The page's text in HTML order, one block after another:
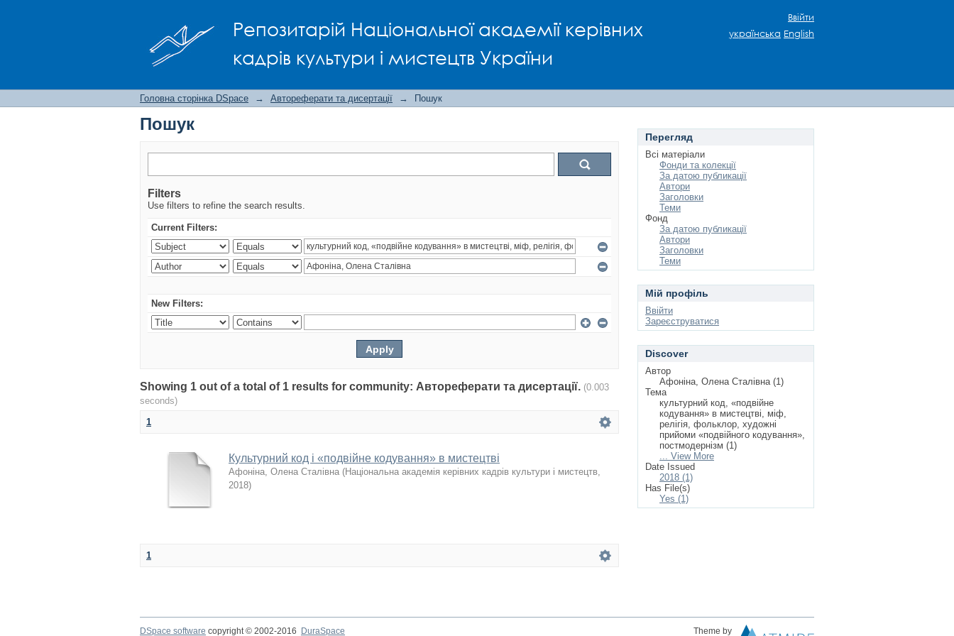
Репозитарій Національної академії керівних
кадрів культури і мистецтв України
Ввійти
українська English
Головна сторінка DSpace → Автореферати та дисертації → Пошук
Пошук
Filters
Use filters to refine the search results.
Current Filters:
New Filters:
Showing 1 out of a total of 1 results for community: Автореферати та дисертації. (0.003
seconds)
1
Культурний код і «подвійне кодування» в мистецтві
Афоніна, Олена Сталівна (Національна академія керівних кадрів культури і мистецтв,
2018)
1
Перегляд
Всі матеріали
Фонди та колекції
За датою публикації
Автори
Заголовки
Теми
Фонд
За датою публикації
Автори
Заголовки
Теми
Мій профіль
Ввійти
Зареєструватися
Discover
Автор
Афоніна, Олена Сталівна (1)
Тема
культурний код, «подвійне
кодування» в мистецтві, міф,
релігія, фольклор, художні
прийоми «подвійного кодування»,
постмодернізм (1)
... View More
Date Issued
2018 (1)
Has File(s)
Yes (1)
DSpace software copyright © 2002-2016 DuraSpace Theme by